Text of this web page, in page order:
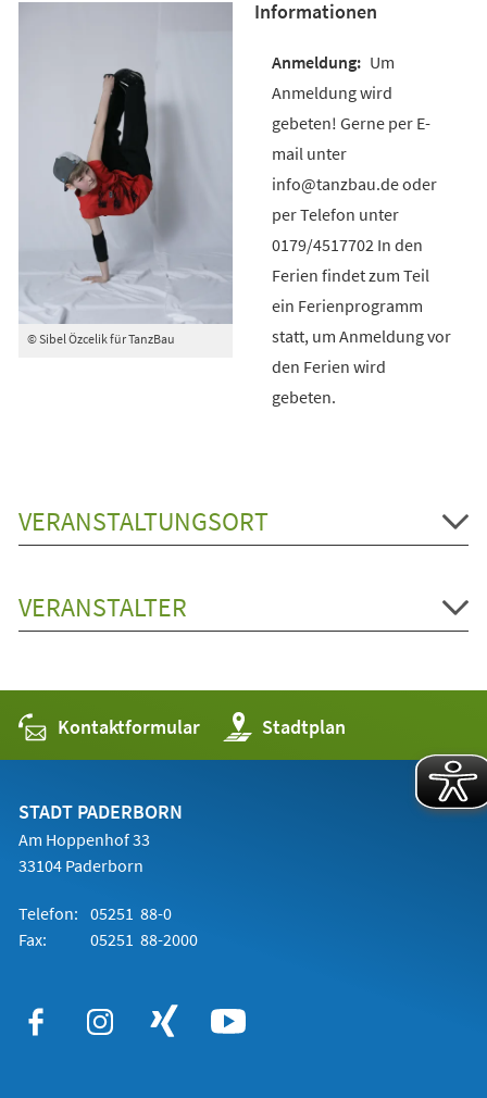
© Sibel Özcelik für TanzBau
Informationen
Um
Anmeldung wird
gebeten! Gerne per E-
mail unter
info@tanzbau.de oder
per Telefon unter
0179/4517702 In den
Ferien findet zum Teil
ein Ferienprogramm
statt, um Anmeldung vor
den Ferien wird
gebeten.
VERANSTALTUNGSORT
VERANSTALTER
Kontaktformular Stadtplan
(Öffnet
in
einem
STADT PADERBORN
Am Hoppenhof 33
33104 Paderborn
Telefon: 05251 88-0
Fax:
05251 88-2000